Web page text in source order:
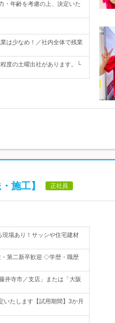
・年齢を考慮の上、決定いた
は少なめ！／社内全体で残業
度の土曜出社があります。└
施工】 正社員
場あり！サッシや住宅建材
第二新卒歓迎 ◇学歴・職歴
寺市／支店」または「大阪
たします【試用期間】3か月